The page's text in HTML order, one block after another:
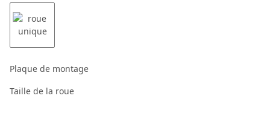
Plaque de montage
Taille de la roue